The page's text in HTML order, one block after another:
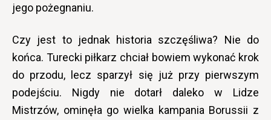
jego pożegnaniu.
Czy jest to jednak historia szczęśliwa? Nie do
końca. Turecki piłkarz chciał bowiem wykonać krok
do przodu, lecz sparzył się już przy pierwszym
podejściu. Nigdy nie dotarł daleko w Lidze
Mistrzów, ominęła go wielka kampania Borussii z